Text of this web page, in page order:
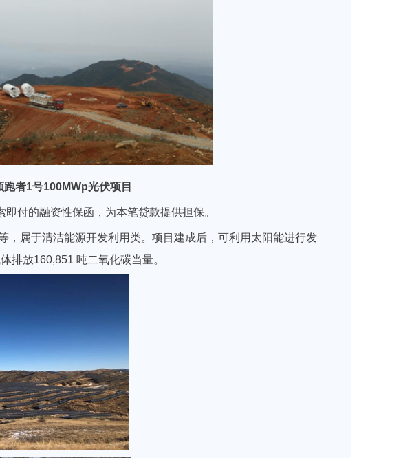
跑者1号100MWp光伏项目
付的融资性保函，为本笔贷款提供担保。
属于清洁能源开发利用类。项目建成后，可利用太阳能进行发
排放160,851 吨二氧化碳当量。